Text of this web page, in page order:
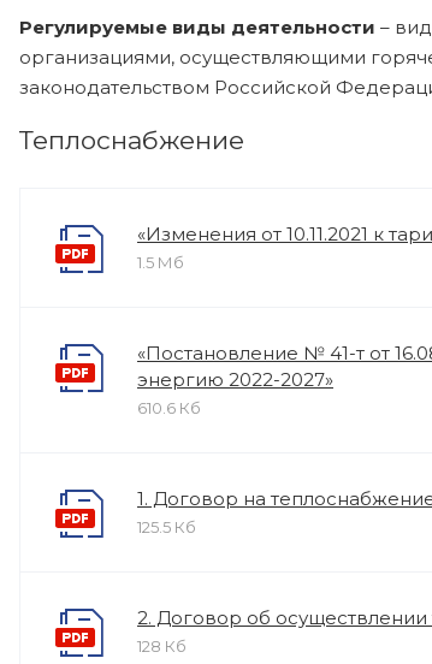
Регулируемые виды деятельности –
организациями, осуществляющими
законодательством Российской
Теплоснабжение
«Изменения от 10.11.2021 к
1.5 Мб
«Постановление № 41-т от
энергию 2022-2027»
610.6 Кб
1. Договор на
125.5 Кб
2. Договор об
128 Кб